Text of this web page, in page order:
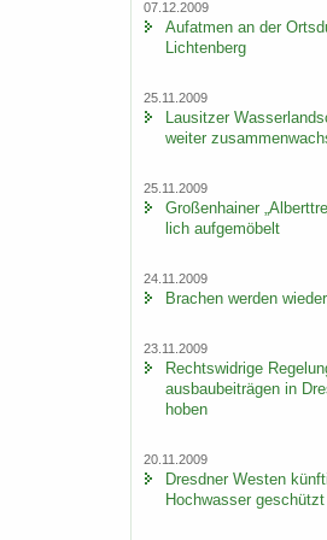
07.12.2009
Auf­at­men an der
Lich­ten­berg
25.11.2009
Lau­sit­zer
wei­ter
25.11.2009
Gro­ßen­hai­ner
lich auf­ge­mö­belt
24.11.2009
Bra­chen wer­den
23.11.2009
Rechts­wid­ri­ge
aus­bau­bei­trä­gen in
ho­ben
20.11.2009
Dresd­ner Wes­ten
Hoch­was­ser ge­schützt